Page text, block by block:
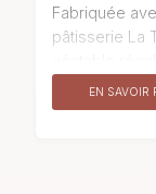
Fabriquée
pâtisserie La
associé à
légère et
EN SAVOIR